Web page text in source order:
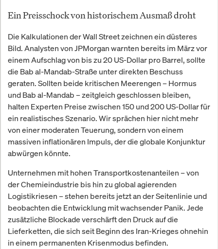
Ein Preisschock von historischem Ausmaß droht
Die Kalkulationen der Wall Street zeichnen ein düsteres
Bild. Analysten von JPMorgan warnten bereits im März vor
einem Aufschlag von bis zu 20 US-Dollar pro Barrel, sollte
die Bab al-Mandab-Straße unter direkten Beschuss
geraten. Sollten beide kritischen Meerengen – Hormus
und Bab al-Mandab – zeitgleich geschlossen bleiben,
halten Experten Preise zwischen 150 und 200 US-Dollar für
ein realistisches Szenario. Wir sprächen hier nicht mehr
von einer moderaten Teuerung, sondern von einem
massiven inflationären Impuls, der die globale Konjunktur
abwürgen könnte.
Unternehmen mit hohen Transportkostenanteilen – von
der Chemieindustrie bis hin zu global agierenden
Logistikriesen – stehen bereits jetzt an der Seitenlinie und
beobachten die Entwicklung mit wachsender Panik. Jede
zusätzliche Blockade verschärft den Druck auf die
Lieferketten, die sich seit Beginn des Iran-Krieges ohnehin
in einem permanenten Krisenmodus befinden.